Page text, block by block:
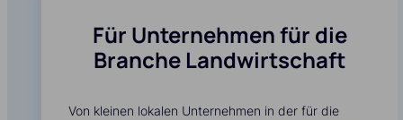
Für Unternehmen für die
Branche Landwirtschaft
Von kleinen lokalen Unternehmen in der für die